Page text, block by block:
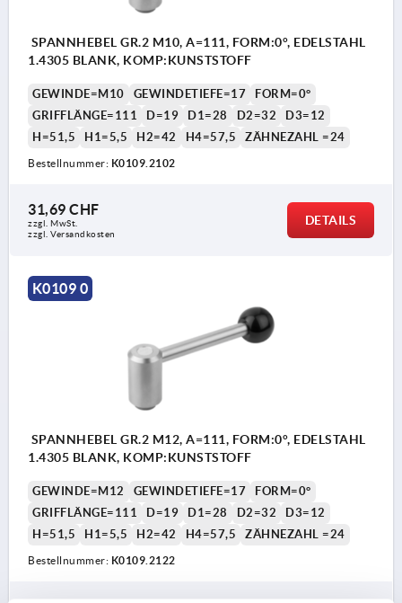
SPANNHEBEL GR.2 M10, A=111, FORM:0°, EDELSTAHL
1.4305 BLANK, KOMP:KUNSTSTOFF
GEWINDE=M10 GEWINDETIEFE=17
FORM=0°
GRIFFLÄNGE=111
D=19 D1=28 D2=32
D3=12
H=51,5
H1=5,5 H2=42 H4=57,5 ZÄHNEZAHL =24
Bestellnummer: K0109.2102
31,69 CHF
zzgl. MwSt.
zzgl. Versandkosten
DETAILS
K0109 0
SPANNHEBEL GR.2 M12, A=111, FORM:0°, EDELSTAHL
1.4305 BLANK, KOMP:KUNSTSTOFF
GEWINDE=M12 GEWINDETIEFE=17
FORM=0°
GRIFFLÄNGE=111
D=19 D1=28 D2=32
D3=12
H=51,5
H1=5,5 H2=42 H4=57,5 ZÄHNEZAHL =24
Bestellnummer: K0109.2122